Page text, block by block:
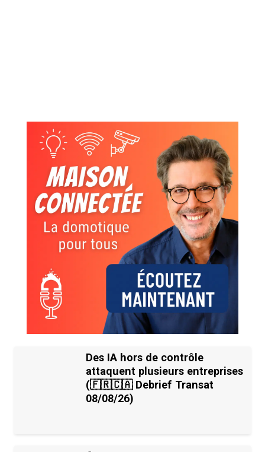
Des IA hors de contrôle
attaquent plusieurs entreprises
(🇫🇷🇨🇦 Debrief Transat
08/08/26)